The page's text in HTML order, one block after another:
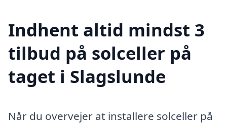
Indhent altid mindst 3
tilbud på solceller på
taget i Slagslunde
Når du overvejer at installere solceller på